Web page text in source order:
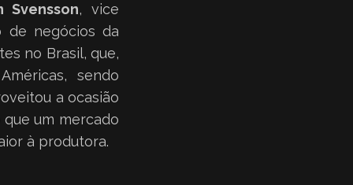
Svensson, vice
de negócios da
no Brasil, que,
sendo
a ocasião
um mercado
à produtora.